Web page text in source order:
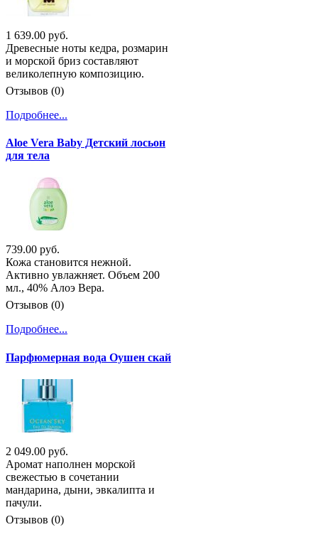
1 639.00 руб.
Древесные ноты кедра, розмарин
и морской бриз составляют
великолепную композицию.
Отзывов (0)
Подробнее...
Aloe Vera Baby Детский лосьон
для тела
739.00 руб.
Кожа становится нежной.
Активно увлажняет. Объем 200
мл., 40% Алоэ Вера.
Отзывов (0)
Подробнее...
Парфюмерная вода Оушен скай
2 049.00 руб.
Аромат наполнен морской
свежестью в сочетании
мандарина, дыни, эвкалипта и
пачули.
Отзывов (0)